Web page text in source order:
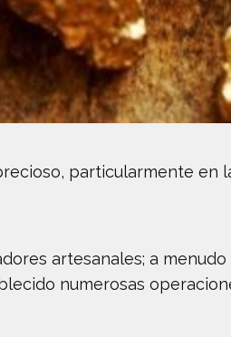
particularmente
artesanales; a
numerosas